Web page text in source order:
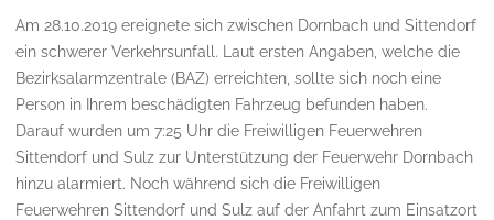
Am 28.10.2019 ereignete sich zwischen Dornbach und Sittendorf
ein schwerer Verkehrsunfall. Laut ersten Angaben, welche die
Bezirksalarmzentrale (BAZ) erreichten, sollte sich noch eine
Person in Ihrem beschädigten Fahrzeug befunden haben.
Darauf wurden um 7:25 Uhr die Freiwilligen Feuerwehren
Sittendorf und Sulz zur Unterstützung der Feuerwehr Dornbach
hinzu alarmiert. Noch während sich die Freiwilligen
Feuerwehren Sittendorf und Sulz auf der Anfahrt zum Einsatzort